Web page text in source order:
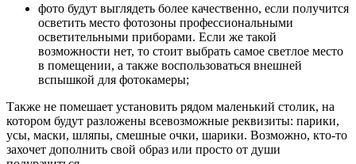
фото будут выглядеть более качественно, если получится
осветить место фотозоны профессиональными
осветительными приборами. Если же такой
возможности нет, то стоит выбрать самое светлое место
в помещении, а также воспользоваться внешней
вспышкой для фотокамеры;
Также не помешает установить рядом маленький столик, на
котором будут разложены всевозможные реквизиты: парики,
усы, маски, шляпы, смешные очки, шарики. Возможно, кто-то
захочет дополнить свой образ или просто от души